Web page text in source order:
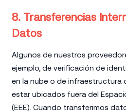
8. Transferencias
Datos
Algunos de nuestros
ejemplo, de verificación de
en la nube o de infraestructura
estar ubicados fuera del
(EEE). Cuando transferimos